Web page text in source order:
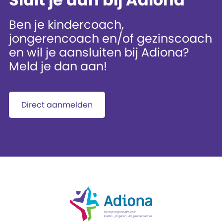
Ben je kindercoach,
jongerencoach en/of gezinscoach
en wil je aansluiten bij Adiona?
Meld je dan aan!
Direct aanmelden